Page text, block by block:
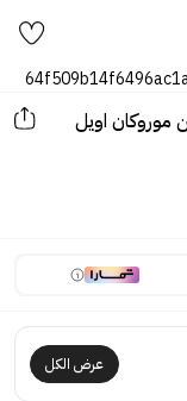
موروكان اويل
عرض الكل